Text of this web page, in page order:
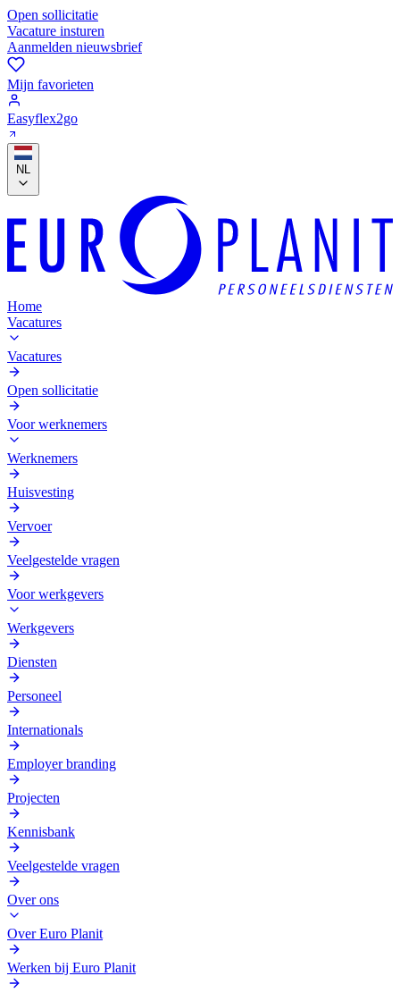
Open sollicitatie
Vacature insturen
Aanmelden nieuwsbrief
Mijn favorieten
Easyflex2go
NL
Home
Vacatures
Vacatures
Open sollicitatie
Voor werknemers
Werknemers
Huisvesting
Vervoer
Veelgestelde vragen
Voor werkgevers
Werkgevers
Diensten
Personeel
Internationals
Employer branding
Projecten
Kennisbank
Veelgestelde vragen
Over ons
Over Euro Planit
Werken bij Euro Planit